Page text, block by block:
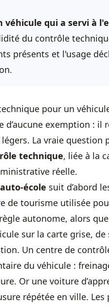
qui a servi à
du contrôle
présents et l'usage
pour un
d’aucune exemption : il
La vraie
technique, liée à la
réelle.
école suit d’abord
de tourisme utilisée
autonome, alors
sur la carte grise, de
Un centre de
du véhicule :
Or une voiture
répétée en ville.